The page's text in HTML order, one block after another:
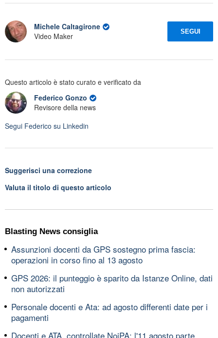
Michele Caltagirone
Video Maker
SEGUI
Questo articolo è stato curato e verificato da
Federico Gonzo
Revisore della news
Segui Federico su Linkedin
Suggerisci una correzione
Valuta il titolo di questo articolo
Blasting News consiglia
Assunzioni docenti da GPS sostegno prima fascia:
operazioni in corso fino al 13 agosto
GPS 2026: il punteggio è sparito da Istanze Online, dati
non autorizzati
Personale docenti e Ata: ad agosto differenti date per i
pagamenti
Docenti e ATA, controllate NoiPA: l'11 agosto parte